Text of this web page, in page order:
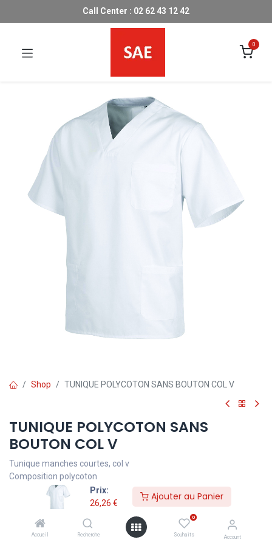
Prix:
26,26 €
Ajouter au Panier
Accueil Recherche
0
Souhaits Account
Call Center : 02 62 43 12 42
0
Shop TUNIQUE POLYCOTON SANS BOUTON COL V
TUNIQUE POLYCOTON SANS
BOUTON COL V
Tunique manches courtes, col v
Composition polycoton
Couleur Blanc
26,26€ TVA comprise